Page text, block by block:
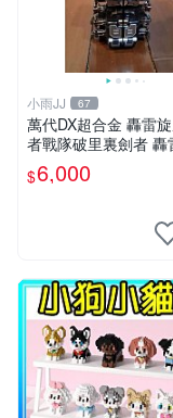
小雨JJ 67
萬代DX超合金 轟雷
者戰隊破里裏劍者 轟
轟雷鍬形蟲 絕版稀有
藏品
$6,000